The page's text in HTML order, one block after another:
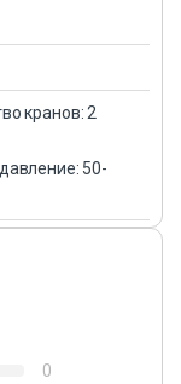
кранов: 2
50-
0